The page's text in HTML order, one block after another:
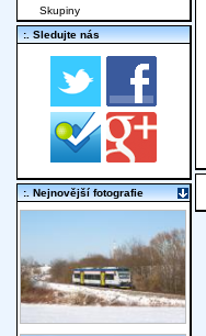
Skupiny
:. Sledujte nás
:. Nejnovější fotografie